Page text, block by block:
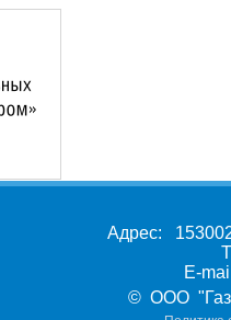
Адрес:
E-
© ООО